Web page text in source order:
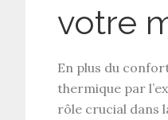
votre
En plus du
thermique par
rôle crucial dans